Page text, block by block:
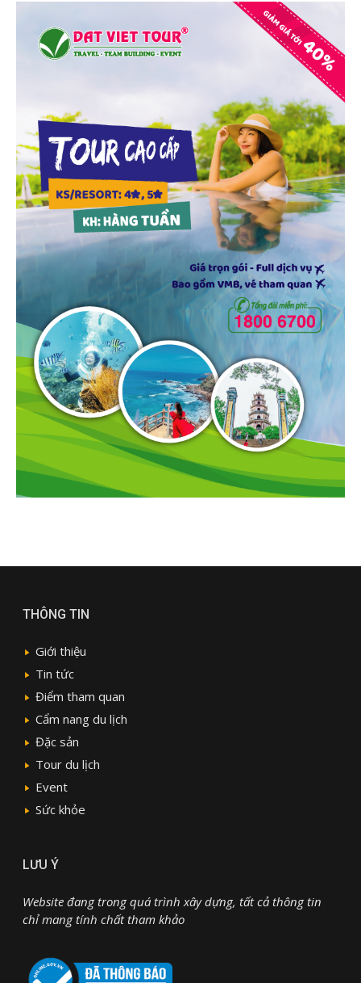
THÔNG TIN
Giới thiệu
Tin tức
Điểm tham quan
Cẩm nang du lịch
Đặc sản
Tour du lịch
Event
Sức khỏe
LƯU Ý
Website đang trong quá trình xây dựng, tất cả thông tin
chỉ mang tính chất tham khảo